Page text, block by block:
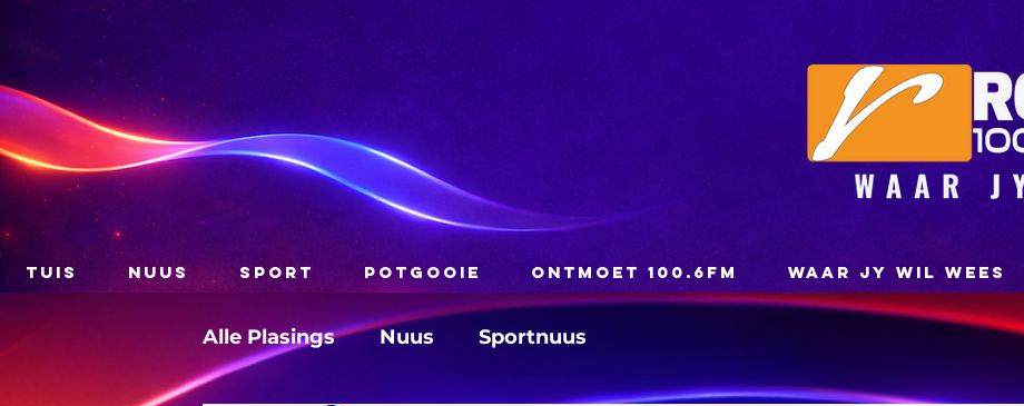
TUIS NUUS SPORT POTGOOIE ONTMOET 100.6FM WAAR JY WIL WEES
Alle Plasings Nuus Sportnuus